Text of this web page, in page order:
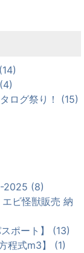
ログ祭り！ (15)
2025 (8)
ビ怪獣販売 納
ポート】 (13)
程式m3】 (1)